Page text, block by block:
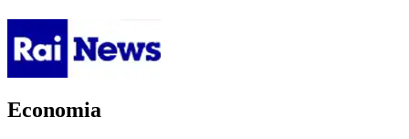
Economia